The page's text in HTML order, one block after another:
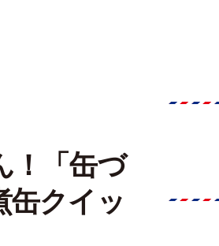
！「缶づ
缶クイッ